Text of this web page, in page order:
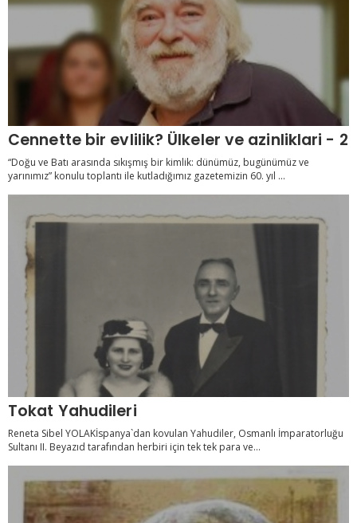
Cennette bir evlilik? Ülkeler ve azinliklari - 2
“Doğu ve Batı arasında sıkışmış bir kimlik: dünümüz, bugünümüz ve
yarınımız” konulu toplantı ile kutladığımız gazetemizin 60. yıl ...
Tokat Yahudileri
Reneta Sibel YOLAKİspanya`dan kovulan Yahudiler, Osmanlı İmparatorluğu
Sultanı II. Beyazıd tarafından herbiri için tek tek para ve...